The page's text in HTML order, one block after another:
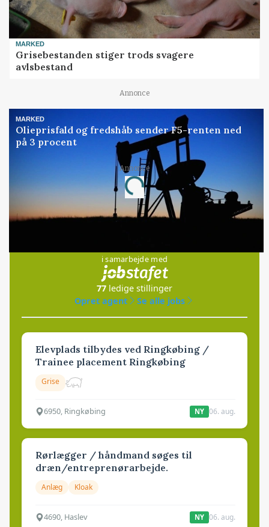
MARKED
Grisebestanden stiger trods svagere
avlsbestand
Annonce
MARKED
Olieprisfald og fredshåb sender F5-renten ned
på 3 procent
Annonce
Loading...
i samarbejde med
77 ledige stillinger
Opret agent
Se alle jobs
Elevplads tilbydes ved Ringkøbing /
Trainee placement Ringkøbing
Grise
6950, Ringkøbing NY 06. aug.
Rørlægger / håndmand søges til
dræn/entreprenørarbejde.
Anlæg Kloak
4690, Haslev NY 06. aug.